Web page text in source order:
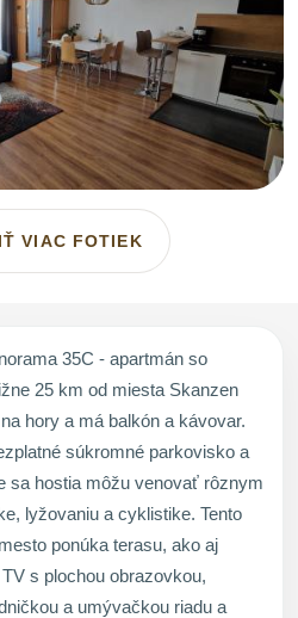
VIAC FOTIEK
35C - apartmán so
25 km od miesta Skanzen
hory a má balkón a kávovar.
súkromné parkovisko a
sa hostia môžu venovať rôznym
lyžovaniu a cyklistike. Tento
ponúka terasu, ako aj
s plochou obrazovkou,
a umývačkou riadu a